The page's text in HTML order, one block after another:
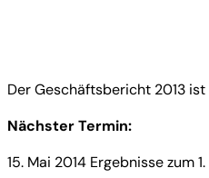
Der Geschäftsbericht 2013
Nächster Termin:
15. Mai 2014 Ergebnisse zum